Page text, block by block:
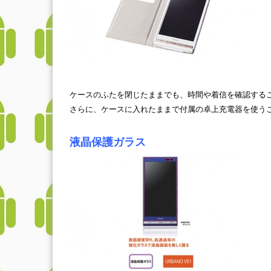
ケースのふたを閉じたままでも、時間や着信を確認する
さらに、ケースに入れたままで付属の卓上充電器を使う
液晶保護ガラス